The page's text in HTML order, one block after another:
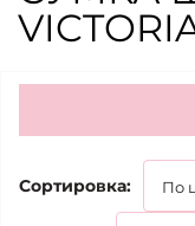
Сортировка: